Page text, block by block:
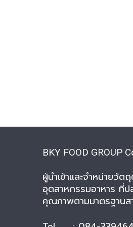
BKY FOOD GROUP
ผู้นำเข้าและจำหน่ายวัต
อุตสาหกรรมอาหาร ที่
คุณภาพตามมาตรฐานส